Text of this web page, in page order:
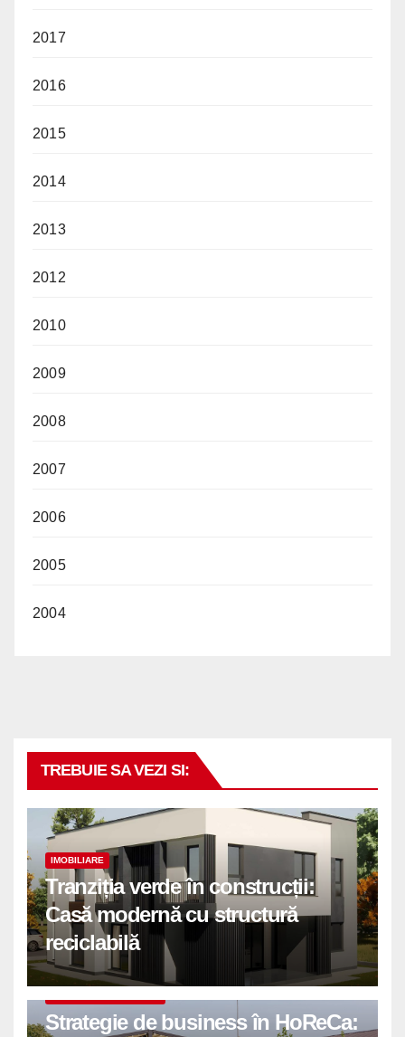
2017
2016
2015
2014
2013
2012
2010
2009
2008
2007
2006
2005
2004
TREBUIE SA VEZI SI:
IMOBILIARE
Tranziția verde în construcții:
Casă modernă cu structură
reciclabilă
Strategie de business în HoReCa: